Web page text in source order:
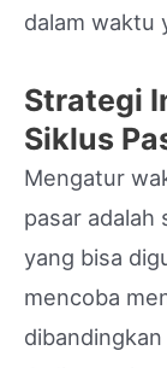
dalam waktu
Strategi
Siklus
Mengatur
pasar adalah
yang bisa
mencoba